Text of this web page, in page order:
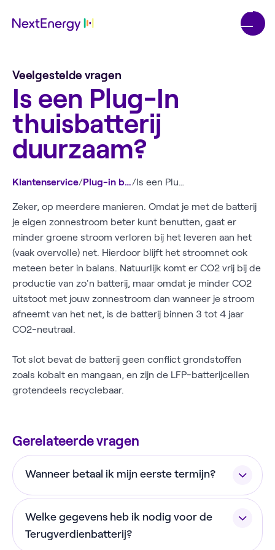
Veelgestelde vragen
Is een Plug-In
thuisbatterij
duurzaam?
Klantenservice/ Plug-in batterij/ Is een Plug-In thuisbatterij duurzaam?
Zeker, op meerdere manieren. Omdat je met de batterij
je eigen zonnestroom beter kunt benutten, gaat er
minder groene stroom verloren bij het leveren aan het
(vaak overvolle) net. Hierdoor blijft het stroomnet ook
meteen beter in balans. Natuurlijk komt er CO2 vrij bij de
productie van zo'n batterij, maar omdat je minder CO2
uitstoot met jouw zonnestroom dan wanneer je stroom
afneemt van het net, is de batterij binnen 3 tot 4 jaar
CO2-neutraal.
Tot slot bevat de batterij geen conflict grondstoffen
zoals kobalt en mangaan, en zijn de LFP-batterijcellen
grotendeels recyclebaar.
Gerelateerde vragen
Wanneer betaal ik mijn eerste termijn?
De eerste termijn wordt circa één maand na het
afsluiten van de gespreid betalen overeenkomst
geïncasseerd via automatische incasso.
Welke gegevens heb ik nodig voor de
Terugverdienbatterij?